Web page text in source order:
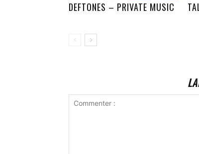
DEFTONES – PRIVATE MUSIC